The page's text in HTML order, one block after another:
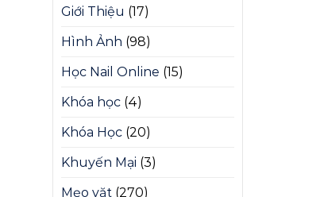
Giới Thiệu (17)
Hình Ảnh (98)
Học Nail Online (15)
Khóa học (4)
Khóa Học (20)
Khuyến Mại (3)
Mẹo vặt (270)